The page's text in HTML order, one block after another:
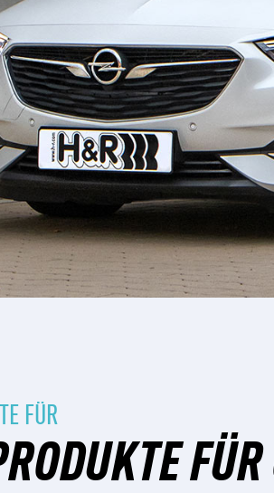
FÜR